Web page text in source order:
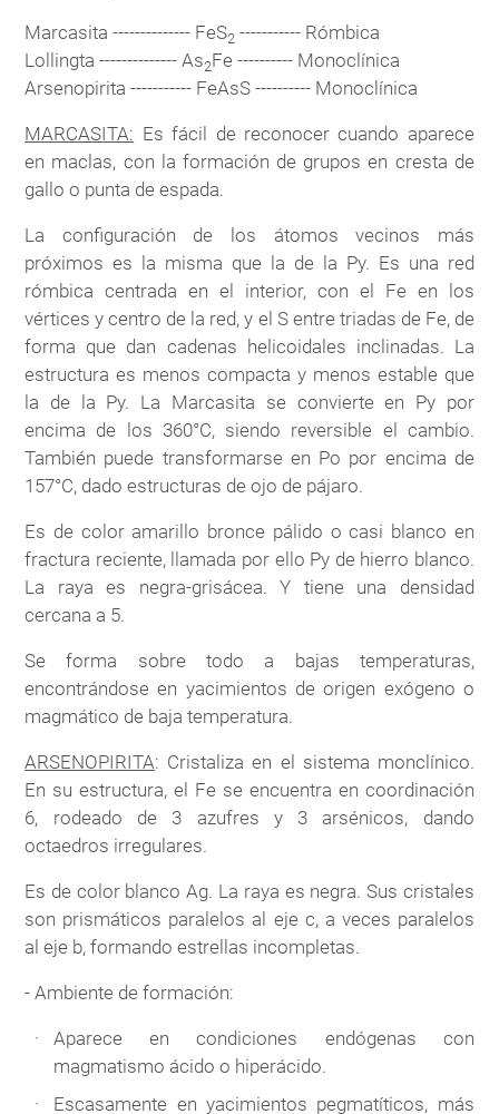
Marcasita -------------- FeS2 ----------- Rómbica
Lollingta -------------- As2Fe ---------- Monoclínica
Arsenopirita ----------- FeAsS ---------- Monoclínica
MARCASITA: Es fácil de reconocer cuando aparece
en maclas, con la formación de grupos en cresta de
gallo o punta de espada.
La configuración de los átomos vecinos más
próximos es la misma que la de la Py. Es una red
rómbica centrada en el interior, con el Fe en los
vértices y centro de la red, y el S entre triadas de Fe, de
forma que dan cadenas helicoidales inclinadas. La
estructura es menos compacta y menos estable que
la de la Py. La Marcasita se convierte en Py por
encima de los 360°C, siendo reversible el cambio.
También puede transformarse en Po por encima de
157°C, dado estructuras de ojo de pájaro.
Es de color amarillo bronce pálido o casi blanco en
fractura reciente, llamada por ello Py de hierro blanco.
La raya es negra-grisácea. Y tiene una densidad
cercana a 5.
Se forma sobre todo a bajas temperaturas,
encontrándose en yacimientos de origen exógeno o
magmático de baja temperatura.
ARSENOPIRITA: Cristaliza en el sistema monclínico.
En su estructura, el Fe se encuentra en coordinación
6, rodeado de 3 azufres y 3 arsénicos, dando
octaedros irregulares.
Es de color blanco Ag. La raya es negra. Sus cristales
son prismáticos paralelos al eje c, a veces paralelos
al eje b, formando estrellas incompletas.
- Ambiente de formación:
Aparece en condiciones endógenas con
magmatismo ácido o hiperácido.
Escasamente en yacimientos pegmatíticos, más